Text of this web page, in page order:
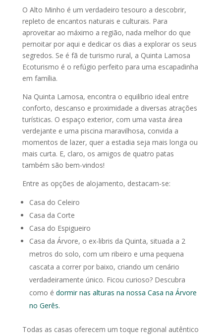
O Alto Minho é um verdadeiro tesouro a descobrir,
repleto de encantos naturais e culturais. Para
aproveitar ao máximo a região, nada melhor do que
pernoitar por aqui e dedicar os dias a explorar os seus
segredos. Se é fã de turismo rural, a Quinta Lamosa
Ecoturismo é o refúgio perfeito para uma escapadinha
em família.
Na Quinta Lamosa, encontra o equilíbrio ideal entre
conforto, descanso e proximidade a diversas atrações
turísticas. O espaço exterior, com uma vasta área
verdejante e uma piscina maravilhosa, convida a
momentos de lazer, quer a estadia seja mais longa ou
mais curta. E, claro, os amigos de quatro patas
também são bem-vindos!
Entre as opções de alojamento, destacam-se:
Casa do Celeiro
Casa da Corte
Casa do Espigueiro
Casa da Árvore, o ex-libris da Quinta, situada a 2
metros do solo, com um ribeiro e uma pequena
cascata a correr por baixo, criando um cenário
verdadeiramente único. Ficou curioso? Descubra
como é dormir nas alturas na nossa Casa na Árvore
no Gerês.
Todas as casas oferecem um toque regional autêntico